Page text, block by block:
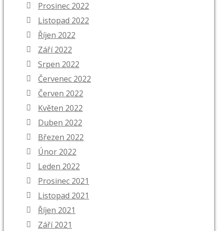
Prosinec 2022
Listopad 2022
Říjen 2022
Září 2022
Srpen 2022
Červenec 2022
Červen 2022
Květen 2022
Duben 2022
Březen 2022
Únor 2022
Leden 2022
Prosinec 2021
Listopad 2021
Říjen 2021
Září 2021